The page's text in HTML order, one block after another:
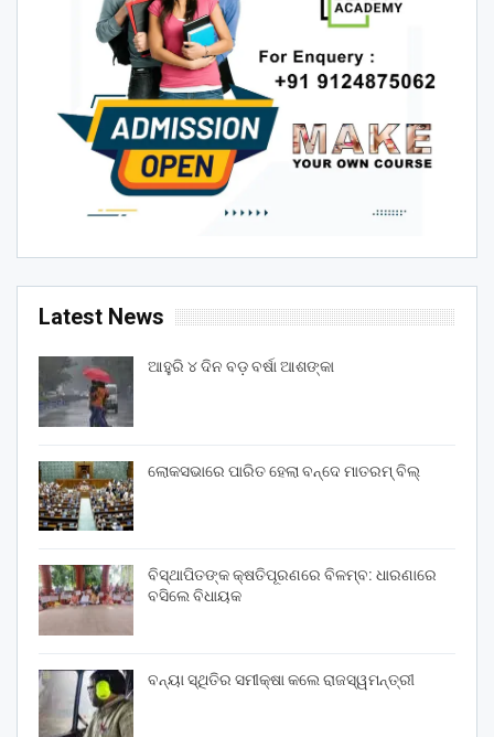
Latest News
ଆହୁରି ୪ ଦିନ ବଡ଼ ବର୍ଷା ଆଶଙ୍କା
ଲୋକସଭାରେ ପାରିତ ହେଲା ବନ୍ଦେ ମାତରମ୍‌ ବିଲ୍‌
ବିସ୍ଥାପିତଙ୍କ କ୍ଷତିପୂରଣରେ ବିଳମ୍ବ: ଧାରଣାରେ
ବସିଲେ ବିଧାୟକ
ବନ୍ୟା ସ୍ଥିତିର ସମୀକ୍ଷା କଲେ ରାଜସ୍ୱମନ୍ତ୍ରୀ